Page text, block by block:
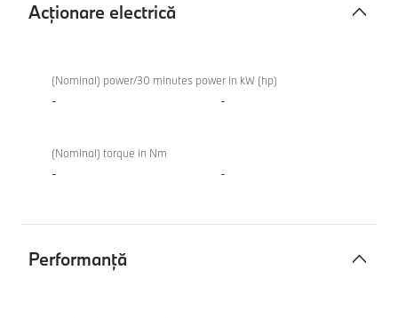
Acţionare electrică
electrică
xDrive
Touring
(Nominal) power/30 minutes power in kW (hp)
- -
(Nominal) torque in Nm
- -
Performanţă